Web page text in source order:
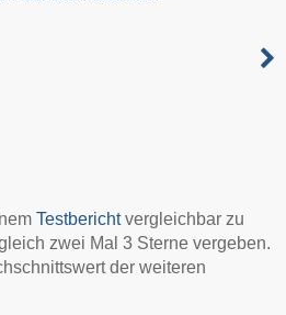
Testberichtvergleichbar zu
zwei Mal 3 Sterne vergeben.
der weiteren